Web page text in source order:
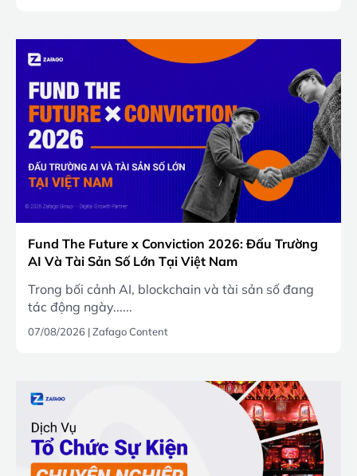
Fund The Future x Conviction 2026: Đấu Trường
AI Và Tài Sản Số Lớn Tại Việt Nam
Trong bối cảnh AI, blockchain và tài sản số đang
tác động ngày......
07/08/2026 |Zafago Content